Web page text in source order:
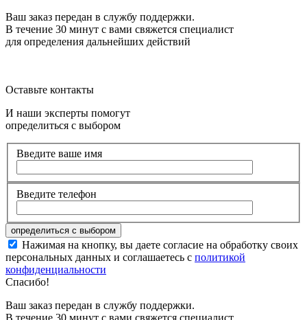
Ваш заказ передан в службу поддержки.
В течение 30 минут с вами свяжется специалист
для определения дальнейших действий
Оставьте контакты
И наши эксперты помогут
определиться с выбором
Введите ваше имя
Введите телефон
Нажимая на кнопку, вы даете согласие на обработку своих
персональных данных и соглашаетесь с политикой
конфиденциальности
Спасибо!
Ваш заказ передан в службу поддержки.
В течение 30 минут с вами свяжется специалист